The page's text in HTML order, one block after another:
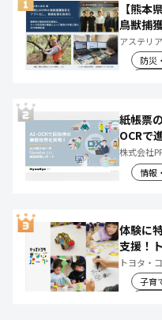
【熊本
鳥獣捕
リ化し
アステリ
防災
紙帳票
OCRで
株式会社
情報
体験に
支援！
社会や
会を創
トヨタ・
子育